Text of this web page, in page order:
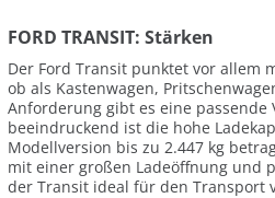
FORD TRANSIT: Stärken
Der Ford Transit punktet vor allem
ob als Kastenwagen,
Anforderung gibt es eine passende
beeindruckend ist die hohe
Modellversion bis zu 2.447 kg
mit einer großen Ladeöffnung und
der Transit ideal für den Transport